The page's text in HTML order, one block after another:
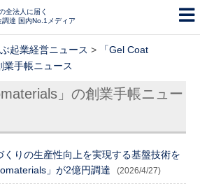
全法人に届く
調達 国内No.1メディア
起業経営ニュース >
「Gel Coat
業手帳ニュース
」の創業手帳ニュー
くりの生産性向上を実現する基盤技術を
」が2億円調達
(2026/4/27)